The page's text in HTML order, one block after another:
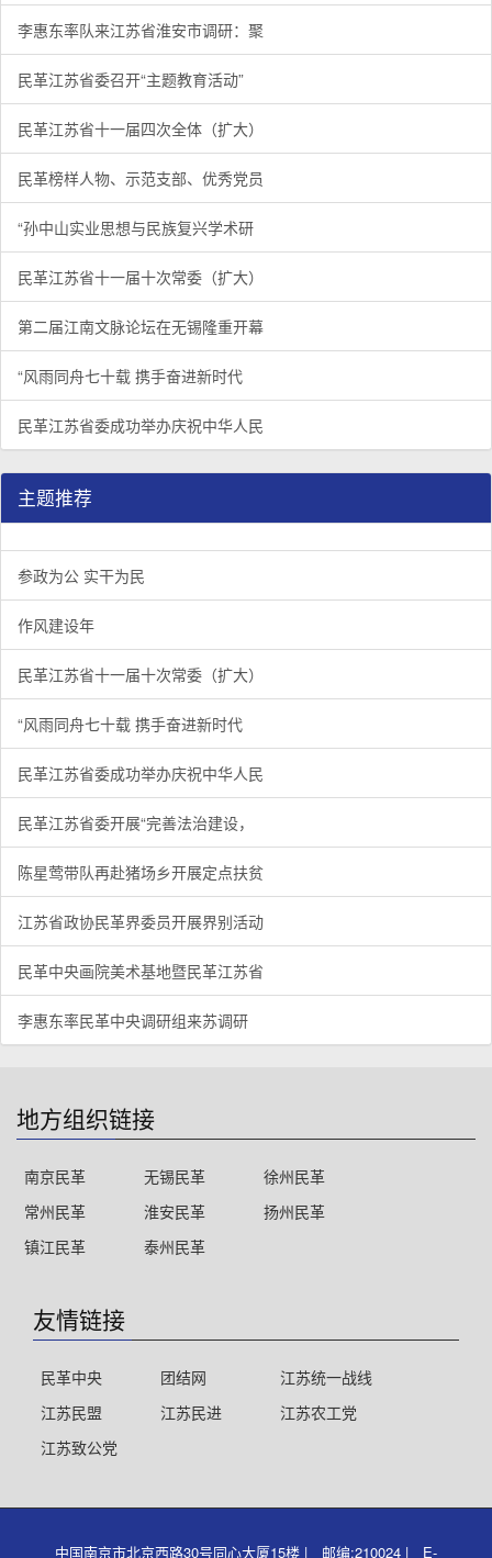
李惠东率队来江苏省淮安市调研：聚
民革江苏省委召开“主题教育活动”
民革江苏省十一届四次全体（扩大）
民革榜样人物、示范支部、优秀党员
“孙中山实业思想与民族复兴学术研
民革江苏省十一届十次常委（扩大）
第二届江南文脉论坛在无锡隆重开幕
“风雨同舟七十载 携手奋进新时代
民革江苏省委成功举办庆祝中华人民
主题推荐
参政为公 实干为民
作风建设年
民革江苏省十一届十次常委（扩大）
“风雨同舟七十载 携手奋进新时代
民革江苏省委成功举办庆祝中华人民
民革江苏省委开展“完善法治建设，
陈星莺带队再赴猪场乡开展定点扶贫
江苏省政协民革界委员开展界别活动
民革中央画院美术基地暨民革江苏省
李惠东率民革中央调研组来苏调研
地方组织链接
南京民革 无锡民革
徐州民革
常州民革
淮安民革
扬州民革
镇江民革
泰州民革
友情链接
民革中央 团结网
江苏统一战线
江苏民盟
江苏民进
江苏农工党
江苏致公党
中国南京市北京西路30号同心大厦15楼 | 邮编:210024 | E-